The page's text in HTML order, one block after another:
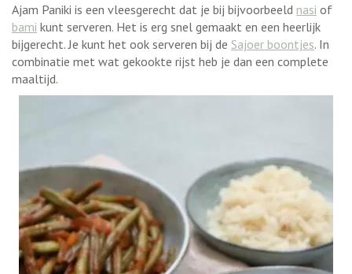
Ajam Paniki is een vleesgerecht dat je bij bijvoorbeeld nasi of
bami kunt serveren. Het is erg snel gemaakt en een heerlijk
bijgerecht. Je kunt het ook serveren bij de Sajoer boontjes. In
combinatie met wat gekookte rijst heb je dan een complete
maaltijd.